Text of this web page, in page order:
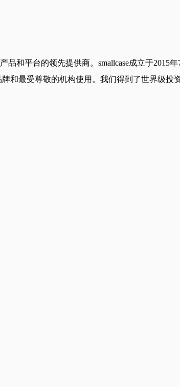
品和平台的领先提供商。smallcase成立于2015
和最受尊敬的机构使用。我们得到了世界级